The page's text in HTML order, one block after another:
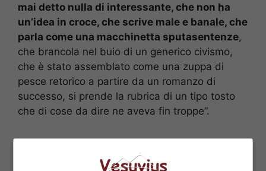
mai detto nulla di interessante, che non ha
un’idea in croce, che scrive male e banale, che
parla come una macchinetta sputasentenze,
che brancola nel buio di un generico civismo,
che è stato assemblato come una zuppa di
pesce retorico a partire da un romanzo di
successo, si prende la rubrica di un tipo tosto
che di cose da dire ne aveva fin troppe”.